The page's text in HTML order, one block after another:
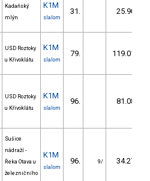
Kadaňský
mlýn
K1M
slalom
31. 25.90
USD Roztoky
u Křivoklátu
K1M
slalom
79. 119.01
USD Roztoky
u Křivoklátu
K1M
slalom
96. 81.08
Sušice
nádraží -
Řeka Otava u
železničního
K1M
slalom
96. 9/ 34.27